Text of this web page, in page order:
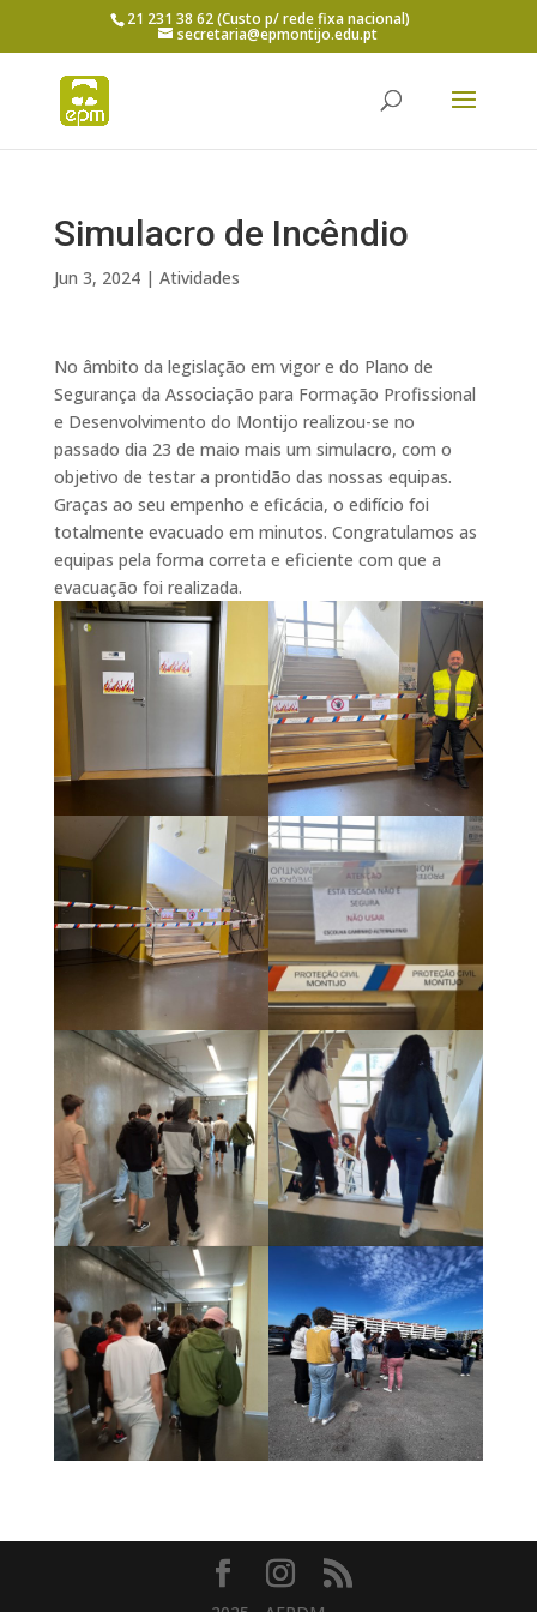
21 231 38 62 (Custo p/ rede fixa nacional)
secretaria@epmontijo.edu.pt
Simulacro de Incêndio
Jun 3, 2024| Atividades
No âmbito da legislação em vigor e do Plano de
Segurança da Associação para Formação Profissional
e Desenvolvimento do Montijo realizou-se no
passado dia 23 de maio mais um simulacro, com o
objetivo de testar a prontidão das nossas equipas.
Graças ao seu empenho e eficácia, o edifício foi
totalmente evacuado em minutos. Congratulamos as
equipas pela forma correta e eficiente com que a
evacuação foi realizada.